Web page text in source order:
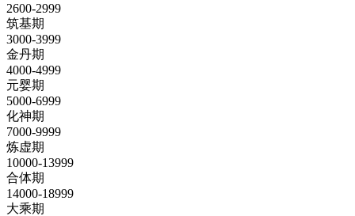
2600-2999
筑基期
3000-3999
金丹期
4000-4999
元婴期
5000-6999
化神期
7000-9999
炼虚期
10000-13999
合体期
14000-18999
大乘期